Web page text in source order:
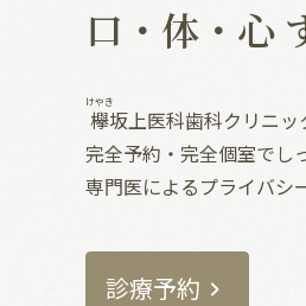
口・体・心
欅
けやき
坂上医科歯科クリニ
完全予約・完全個室でし
専門医によるプライバシ
診療予約